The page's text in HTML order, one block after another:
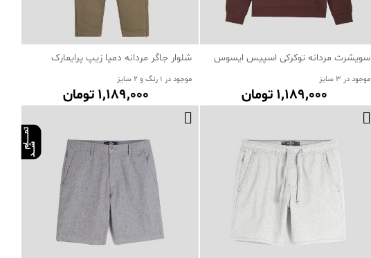
سویشرت مردانه توکرکی اسپیس ایسوس
موجود در 3 سایز
1٬189٬000 تومان
شلوار جاگر مردانه دمپا زیپ پرایمارک
موجود در 1 رنگ و 2 سایز
1٬189٬000 تومان